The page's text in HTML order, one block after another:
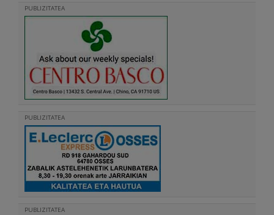
PUBLIZITATEA
PUBLIZITATEA
PUBLIZITATEA